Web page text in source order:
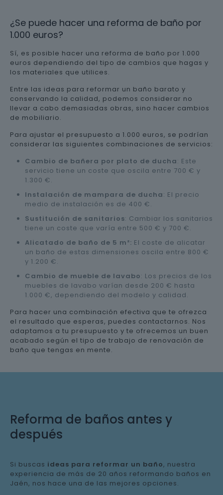
¿Se puede hacer una reforma de baño por
1.000 euros?
Sí, es posible hacer una reforma de baño por 1.000
euros dependiendo del tipo de cambios que hagas y
los materiales que utilices.
Entre las ideas para reformar un baño barato y
conservando la calidad, podemos considerar no
llevar a cabo demasiadas obras, sino hacer cambios
de mobiliario.
Para ajustar el presupuesto a 1.000 euros, se podrían
considerar las siguientes combinaciones de servicios:
Cambio de bañera por plato de ducha: Este
servicio tiene un coste que oscila entre 700 € y
1.300 €.
Instalación de mampara de ducha: El precio
medio de instalación es de 400 €.
Sustitución de sanitarios: Cambiar los sanitarios
tiene un coste que varía entre 500 € y 700 €.
Alicatado de baño de 5 m²: El coste de alicatar
un baño de estas dimensiones oscila entre 800 €
y 1.200 €.
Cambio de mueble de lavabo: Los precios de los
muebles de lavabo varían desde 200 € hasta
1.000 €, dependiendo del modelo y calidad.
Para hacer una combinación efectiva que te ofrezca
el resultado que esperas, puedes contactarnos. Nos
adaptamos a tu presupuesto y te ofrecemos un buen
acabado según el tipo de trabajo de renovación de
baño que tengas en mente.
Reforma de baños antes y
después
Si buscas ideas para reformar un baño, nuestra
experiencia de más de 20 años reformando baños en
Jaén, nos hace una de las mejores opciones.